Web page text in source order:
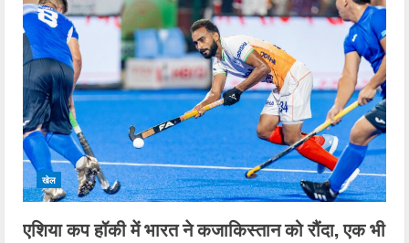
पीएम
आज
देंगे
बड़ी
सौगात,
वीडियो
कांफ्रेंसिंग
के
जरिए…
खेल
एशिया कप हॉकी में भारत ने कजाकिस्तान को रौंदा, एक भी